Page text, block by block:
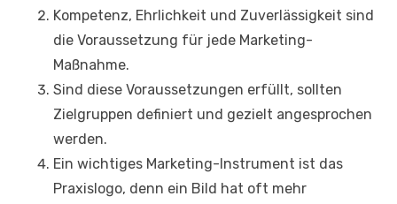
Kompetenz, Ehrlichkeit und Zuverlässigkeit sind
die Voraussetzung für jede Marketing-
Maßnahme.
Sind diese Voraussetzungen erfüllt, sollten
Zielgruppen definiert und gezielt angesprochen
werden.
Ein wichtiges Marketing-Instrument ist das
Praxislogo, denn ein Bild hat oft mehr